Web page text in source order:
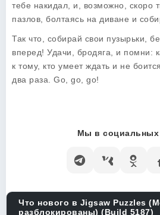
тебе накидал, и, возможно, скоро
пазлов, болтаясь на диване и
Так что, собирай свои пузырьки,
вперед! Удачи, бродяга, и помни:
к тому, кто умеет ждать и не
два раза. Go, go, go!
Мы в социальных
Что нового в Jigsaw Puzzles
разблокированы) (Build 5187)